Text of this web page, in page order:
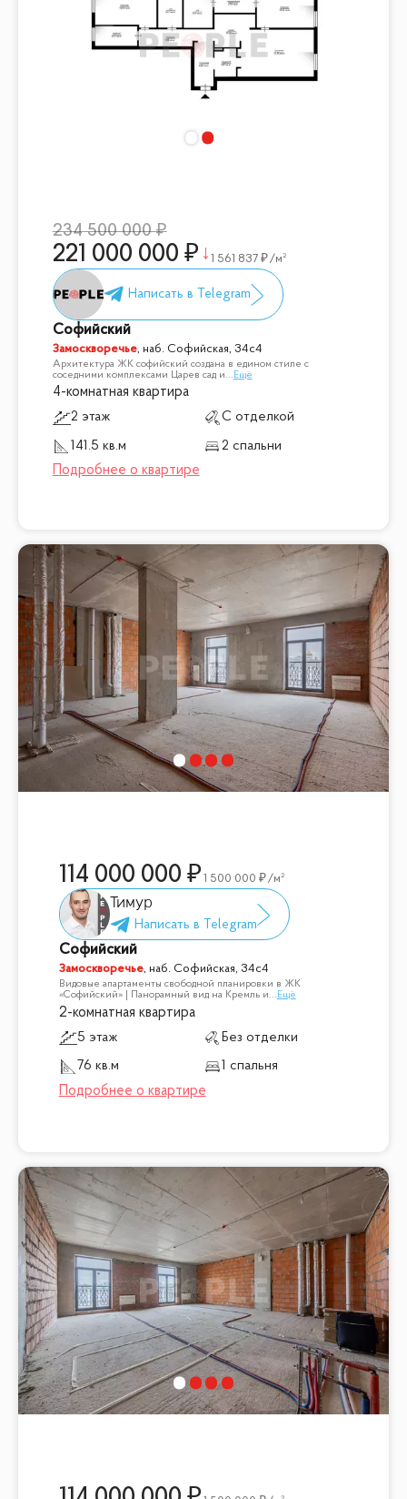
234 500 000
221 000 000 1 561 837 /м²
Софийский
Замоскворечье, наб. Софийская, 34с4
Архитектура ЖК софийский создана в едином стиле с
соседними комплексами Царев сад и... Ещё
4-комнатная квартира
2 этаж
С отделкой
141.5 кв.м
2 спальни
114 000 000 1 500 000 /м²
Тимур
Софийский
Замоскворечье, наб. Софийская, 34с4
Видовые апартаменты свободной планировки в ЖК
«Софийский» | Панорамный вид на Кремль и... Ещё
2-комнатная квартира
5 этаж
Без отделки
76 кв.м
1 спальня